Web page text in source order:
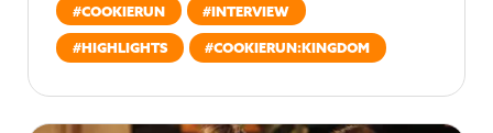
#COOKIERUN #INTERVIEW
#HIGHLIGHTS #COOKIERUN:KINGDOM